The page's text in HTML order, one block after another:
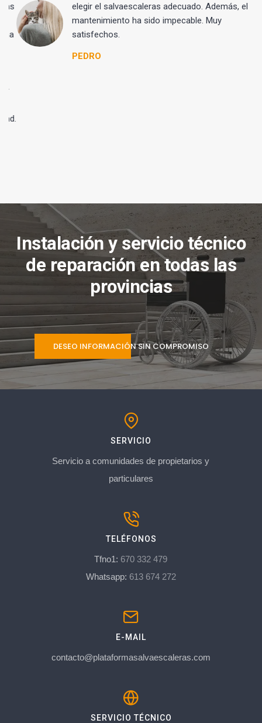
elegir el salvaescaleras adecuado. Además, el
mantenimiento ha sido impecable. Muy
satisfechos.
PEDRO
Instalación y servicio técnico
de reparación en todas las
provincias
DESEO INFORMACIÓN SIN COMPROMISO
SERVICIO
Servicio a comunidades de propietarios y
particulares
TELÉFONOS
Tfno1: 670 332 479
Whatsapp: 613 674 272
E-MAIL
contacto@plataformasalvaescaleras.com
SERVICIO TÉCNICO